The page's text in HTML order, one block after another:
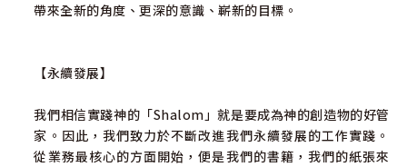
帶來全新的角度、更深的意識、嶄新的目標。
【永續發展】
我們相信實踐神的「Shalom」就是要成為神的創造物的好管
家。因此，我們致力於不斷改進我們永續發展的工作實踐。
從業務最核心的方面開始，便是我們的書籍，我們的紙張來